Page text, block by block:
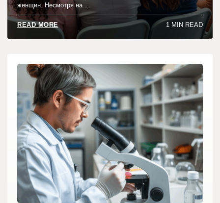
женщин. Несмотря на…
READ MORE 1 MIN READ